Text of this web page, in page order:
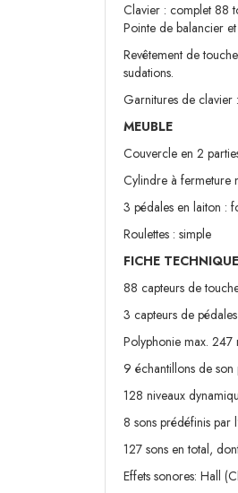
Clavier : complet 88
Pointe de balancier
Revêtement de
sudations.
Garnitures de clavier
MEUBLE
Couvercle en 2
Cylindre à fermeture
3 pédales en laiton :
Roulettes : simple
FICHE
88 capteurs de
3 capteurs de
Polyphonie max. 247
9 échantillons de
128 niveaux
8 sons prédéfinis par
127 sons en total,
Effets sonores: Hall